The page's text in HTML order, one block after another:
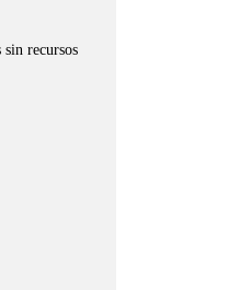
sin recursos